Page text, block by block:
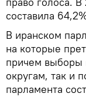
составила
В иранском
на которые
причем выборы
округам, так и
парламента